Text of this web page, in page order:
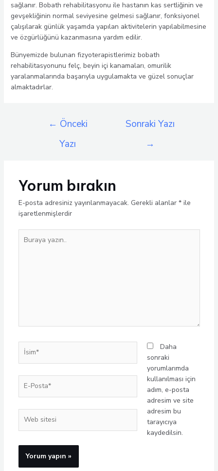
sağlanır. Bobath rehabilitasyonu ile hastanın kas sertliğinin ve
gevşekliğinin normal seviyesine gelmesi sağlanır, fonksiyonel
çalışılarak günlük yaşamda yapılan aktivitelerin yapılabilmesine
ve özgürlüğünü kazanmasına yardım edilir.
Bünyemizde bulunan fizyoterapistlerimiz bobath
rehabilitasyonunu felç, beyin içi kanamaları, omurilik
yaralanmalarında başarıyla uygulamakta ve güzel sonuçlar
almaktadırlar.
gezinmesi
← Önceki
Yazı
Sonraki Yazı
→
Yorum bırakın
E-posta adresiniz yayınlanmayacak. Gerekli alanlar *ile
işaretlenmişlerdir
yazın..
İsim*
Posta*
sitesi
Daha
sonraki
yorumlarımda
kullanılması için
adım, e-posta
adresim ve site
adresim bu
tarayıcıya
kaydedilsin.